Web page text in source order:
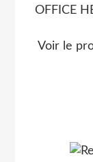
OFFICE
Voir le